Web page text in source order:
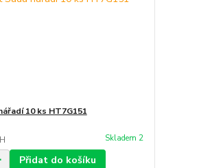
10 ks HT7G151
Skladem 2
Přidat do košíku